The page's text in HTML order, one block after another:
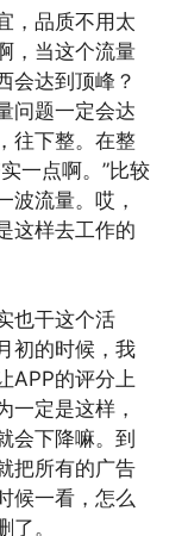
，品质不用太
，当这个流量
会达到顶峰？
问题一定会达
往下整。在整
一点啊。”比较
波流量。哎，
这样去工作的
也干这个活
初的时候，我
APP的评分上
一定是这样，
会下降嘛。到
把所有的广告
候一看，怎么
。